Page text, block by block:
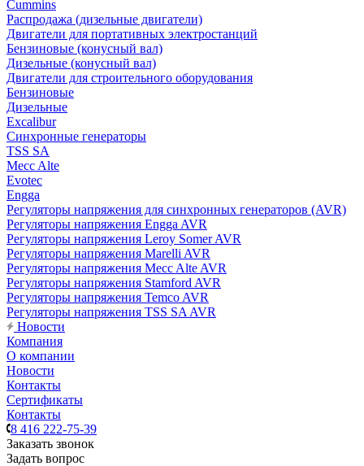
Cummins
Распродажа (дизельные двигатели)
Двигатели для портативных электростанций
Бензиновые (конусный вал)
Дизельные (конусный вал)
Двигатели для строительного оборудования
Бензиновые
Дизельные
Excalibur
Синхронные генераторы
TSS SA
Mecc Alte
Evotec
Engga
Регуляторы напряжения для синхронных генераторов (AVR)
Регуляторы напряжения Engga AVR
Регуляторы напряжения Leroy Somer AVR
Регуляторы напряжения Marelli AVR
Регуляторы напряжения Mecc Alte AVR
Регуляторы напряжения Stamford AVR
Регуляторы напряжения Temco AVR
Регуляторы напряжения TSS SA AVR
Новости
Компания
О компании
Новости
Контакты
Сертификаты
Контакты
8 416 222-75-39
Заказать звонок
Задать вопрос